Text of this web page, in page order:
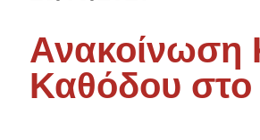
Ανακοίνωση
Καθόδου στο